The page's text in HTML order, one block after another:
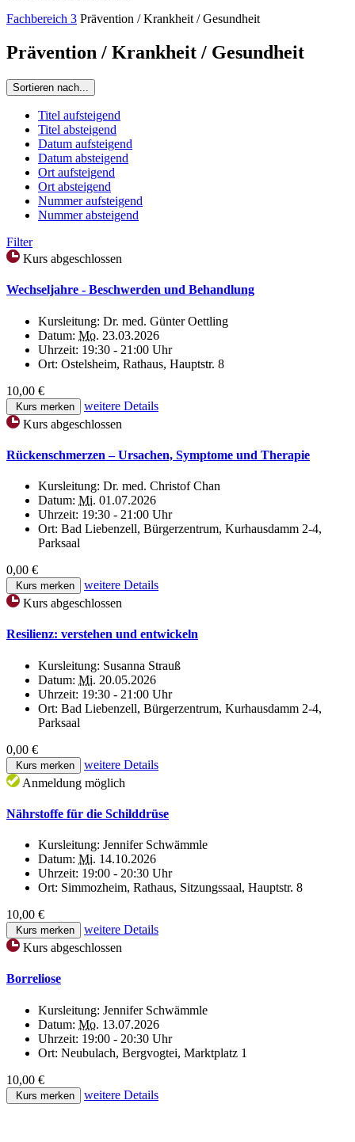
Fachbereich 3 Prävention / Krankheit / Gesundheit
Prävention / Krankheit / Gesundheit
Sortieren nach...
Titel aufsteigend
Titel absteigend
Datum aufsteigend
Datum absteigend
Ort aufsteigend
Ort absteigend
Nummer aufsteigend
Nummer absteigend
Filter
Kurs abgeschlossen
Wechseljahre - Beschwerden und Behandlung
Kursleitung: Dr. med. Günter Oettling
Datum: Mo. 23.03.2026
Uhrzeit: 19:30 - 21:00 Uhr
Ort: Ostelsheim, Rathaus, Hauptstr. 8
10,00 €
Kurs merken
weitere Details
Kurs abgeschlossen
Rückenschmerzen – Ursachen, Symptome und Therapie
Kursleitung: Dr. med. Christof Chan
Datum: Mi. 01.07.2026
Uhrzeit: 19:30 - 21:00 Uhr
Ort: Bad Liebenzell, Bürgerzentrum, Kurhausdamm 2-4,
Parksaal
0,00 €
Kurs merken
weitere Details
Kurs abgeschlossen
Resilienz: verstehen und entwickeln
Kursleitung: Susanna Strauß
Datum: Mi. 20.05.2026
Uhrzeit: 19:30 - 21:00 Uhr
Ort: Bad Liebenzell, Bürgerzentrum, Kurhausdamm 2-4,
Parksaal
0,00 €
Kurs merken
weitere Details
Anmeldung möglich
Nährstoffe für die Schilddrüse
Kursleitung: Jennifer Schwämmle
Datum: Mi. 14.10.2026
Uhrzeit: 19:00 - 20:30 Uhr
Ort: Simmozheim, Rathaus, Sitzungssaal, Hauptstr. 8
10,00 €
Kurs merken
weitere Details
Kurs abgeschlossen
Borreliose
Kursleitung: Jennifer Schwämmle
Datum: Mo. 13.07.2026
Uhrzeit: 19:00 - 20:30 Uhr
Ort: Neubulach, Bergvogtei, Marktplatz 1
10,00 €
Kurs merken weitere Details